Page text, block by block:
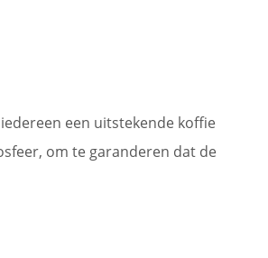
een uitstekende koffie
om te garanderen dat de